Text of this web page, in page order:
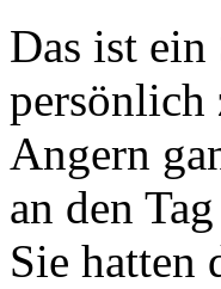
Das ist ein
persönlich
Angern
an den
Sie hatten